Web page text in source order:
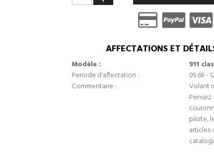
AFFECTATIONS ET
Modèle :
911
Periode d'affectation :
09.69 -
Commentaire :
Volant
pilote,
articles